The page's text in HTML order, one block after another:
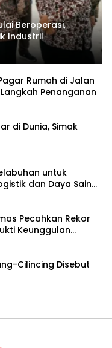
Beroperasi,
Industri!
Rumah di Jalan
Penanganan
di Dunia, Simak
untuk
dan Daya Saing
Pecahkan Rekor
Keunggulan
Cilincing Disebut